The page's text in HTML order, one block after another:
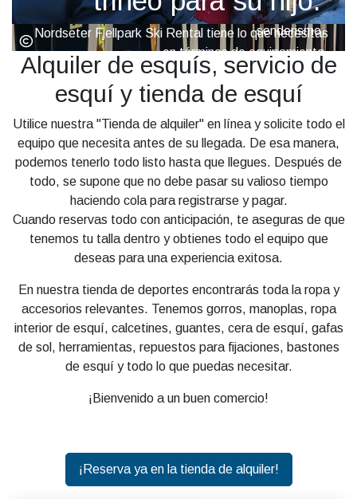
fondo, el patinaje, las raquetas de nieve y el
senderismo.
Reservar en línea
Nordseter Fjellpark Ski Rental tiene lo que necesitas
en términos de equipamiento.
¡Reserve en la tienda de alquiler y todo estará listo
para usted a su llegada!
Pause
Alquiler de esquís, servicio de
esquí y tienda de esquí
Utilice nuestra "Tienda de alquiler" en línea y solicite todo el
equipo que necesita antes de su llegada. De esa manera,
podemos tenerlo todo listo hasta que llegues. Después de
todo, se supone que no debe pasar su valioso tiempo
haciendo cola para registrarse y pagar.
Cuando reservas todo con anticipación, te aseguras de que
tenemos tu talla dentro y obtienes todo el equipo que
deseas para una experiencia exitosa.
En nuestra tienda de deportes encontrarás toda la ropa y
accesorios relevantes. Tenemos gorros, manoplas, ropa
interior de esquí, calcetines, guantes, cera de esquí, gafas
de sol, herramientas, repuestos para fijaciones, bastones
de esquí y todo lo que puedas necesitar.
¡Bienvenido a un buen comercio!
¡Reserva ya en la tienda de alquiler!